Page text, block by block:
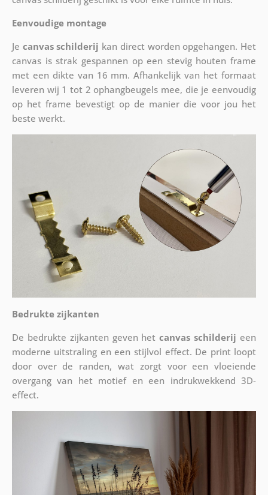
Eenvoudige montage
Je canvas schilderij kan direct worden opgehangen. Het
canvas is strak gespannen op een stevig houten frame
met een dikte van 16 mm. Afhankelijk van het formaat
leveren wij 1 tot 2 ophangbeugels mee, die je eenvoudig
op het frame bevestigt op de manier die voor jou het
beste werkt.
Bedrukte zijkanten
De bedrukte zijkanten geven hetcanvas schilderij een
moderne uitstraling en een stijlvol effect. De print loopt
door over de randen, wat zorgt voor een vloeiende
overgang van het motief en een indrukwekkend 3D-
effect.